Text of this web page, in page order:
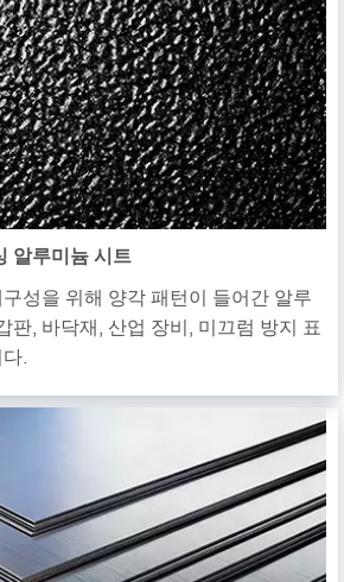
알루미늄 시트
성을 위해 양각 패턴이 들어간 알루
판, 바닥재, 산업 장비, 미끄럼 방지 표
.